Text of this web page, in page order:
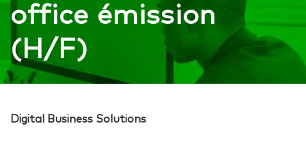
office émission
(H/F)
Digital Business Solutions